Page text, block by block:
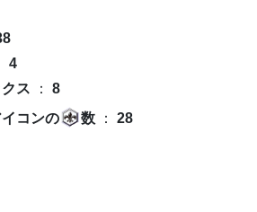
4
ス ： 8
イコンの
数： 28